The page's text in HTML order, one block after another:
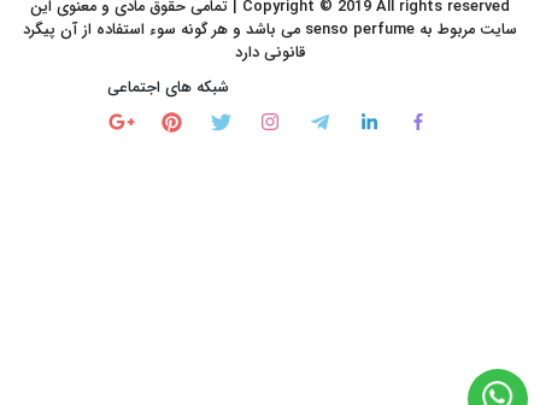
Copyright © 2019 All rights reserved | تمامی حقوق مادی و معنوی این
سایت مربوط به senso perfume می باشد و هر گونه سوء استفاده از آن پیگرد
قانونی دارد
شبکه های اجتماعی